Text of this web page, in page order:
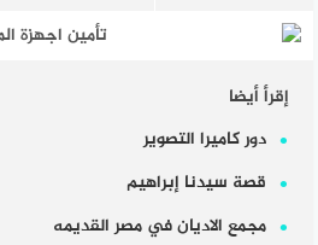
إقرأ أيضا
دور كاميرا التصوير
قصة سيدنا إبراهيم
مجمع الاديان في مصر القديمه